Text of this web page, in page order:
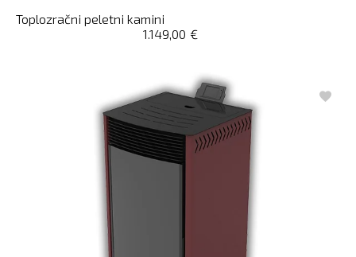
Toplozračni peletni kamini
€
1.149,00